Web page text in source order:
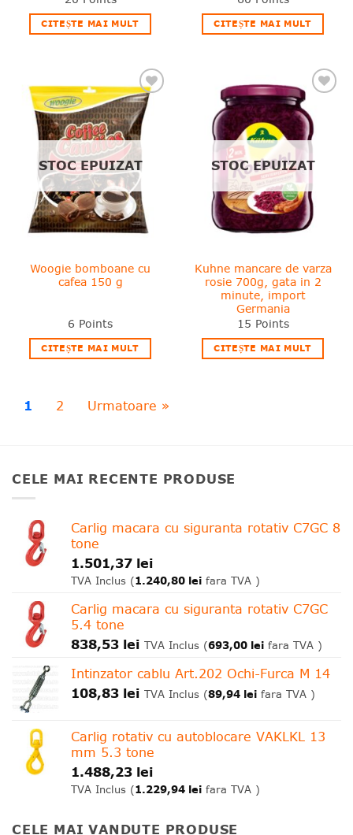
CITEȘTE MAI MULT CITEȘTE MAI MULT
❤
Adauga
in
wishlist!
STOC EPUIZAT
Woogie bomboane cu
cafea 150 g
6 Points
CITEȘTE MAI MULT
Adauga
in
wishlist!
STOC EPUIZAT
Kuhne mancare de varza
rosie 700g, gata in 2
minute, import
Germania
15 Points
CITEȘTE MAI MULT
1 2 Urmatoare »
CELE MAI RECENTE PRODUSE
Carlig macara cu siguranta rotativ C7GC 8
tone
1.501,37 lei
TVA Inclus (1.240,80 lei fara TVA )
Carlig macara cu siguranta rotativ C7GC
5.4 tone
838,53 lei TVA Inclus (693,00 lei fara TVA )
Intinzator cablu Art.202 Ochi-Furca M 14
108,83 lei TVA Inclus (89,94 lei fara TVA )
Carlig rotativ cu autoblocare VAKLKL 13
mm 5.3 tone
1.488,23 lei
TVA Inclus (1.229,94 lei fara TVA )
CELE MAI VANDUTE PRODUSE